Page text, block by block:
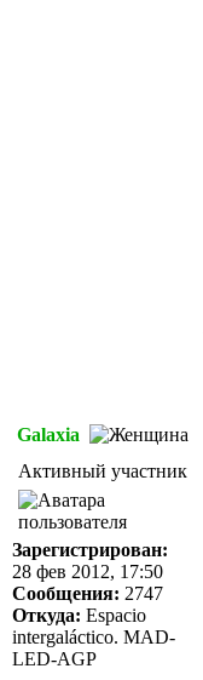
Galaxia
Активный участник
Зарегистрирован:
28 фев 2012, 17:50
Сообщения: 2747
Откуда: Espacio
intergaláctico. MAD-
LED-AGP